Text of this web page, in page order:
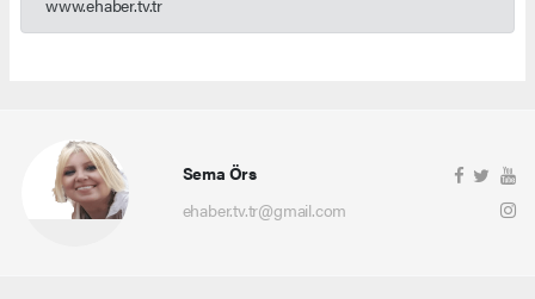
Sema Örs
ehaber.tv.tr@gmail.com